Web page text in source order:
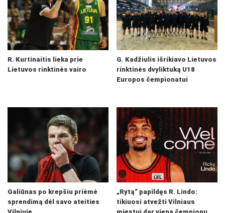
R. Kurtinaitis lieka prie
Lietuvos rinktinės vairo
G. Kadžiulis išrikiavo Lietuvos
rinktinės dvyliktuką U18
Europos čempionatui
Galiūnas po krepšiu priėmė
sprendimą dėl savo ateities
„Rytą“ papildęs R. Lindo:
tikiuosi atvežti Vilniaus